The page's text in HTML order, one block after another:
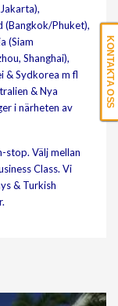
(Bangkok/Phuket),
(Siam
Shanghai),
& Sydkorea m fl
& Nya
i närheten av
stop. Välj mellan
Class. Vi
& Turkish
KONTAKTA OSS